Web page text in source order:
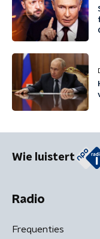
Wie luistert
Radio
Frequenties